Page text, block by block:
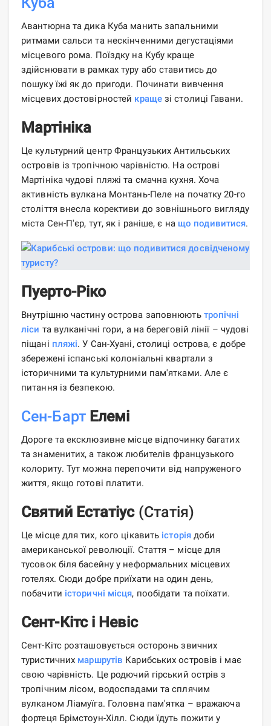
Авантюрна та дика Куба манить запальними
ритмами сальси та нескінченними дегустаціями
місцевого рома. Поїздку на Кубу краще
здійснювати в рамках туру або ставитись до
пошуку їжі як до пригоди. Починати вивчення
місцевих достовірностей кращезі столиці Гавани.
Мартініка
Це культурний центр Французьких Антильських
островів із тропічною чарівністю. На острові
Мартініка чудові пляжі та смачна кухня. Хоча
активність вулкана Монтань-Пеле на початку 20-го
століття внесла корективи до зовнішнього вигляду
міста Сен-П'єр, тут, як і раніше, є на що подивитися.
Пуерто-Ріко
Внутрішню частину острова заповнюють тропічні
ліси та вулканічні гори, а на береговій лінії – чудові
піщані пляжі. У Сан-Хуані, столиці острова, є добре
збережені іспанські колоніальні квартали з
історичними та культурними пам'ятками. Але є
питання із безпекою.
Сен-БартЕлемі
Дороге та ексклюзивне місце відпочинку багатих
та знаменитих, а також любителів французького
колориту. Тут можна перепочити від напруженого
життя, якщо готові платити.
Святий Естатіус(Статія)
Це місце для тих, кого цікавить історіядоби
американської революції. Стаття – місце для
тусовок біля басейну у неформальних місцевих
готелях. Сюди добре приїхати на один день,
побачити історичні місця, пообідати та поїхати.
Сент-Кітс і Невіс
Сент-Кітс розташовується осторонь звичних
туристичних маршрутів Карибських островів і має
свою чарівність. Це родючий гірський острів з
тропічним лісом, водоспадами та сплячим
вулканом Ліамуїга. Головна пам'ятка – вражаюча
фортеця Брімстоун-Хілл. Сюди їдуть пожити у